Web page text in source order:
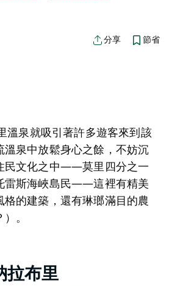
分享 節省
溫泉就吸引著許多遊客來到該
泉中放鬆身心之餘，不妨沉
民文化之中——莫里四分之一
雷斯海峽島民——這裡有精美
的建築，還有琳瑯滿目的農
。
拉布里